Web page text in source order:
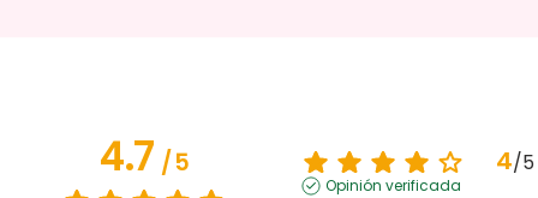
4.7/5 4/5
Opinión verificada